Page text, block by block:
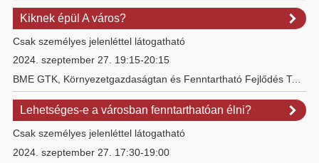
Kiknek épül A város?
Csak személyes jelenléttel látogatható
2024. szeptember 27. 19:15-20:15
BME GTK, Környezetgazdaságtan és Fenntartható Fejlődés Tanszék
Lehetséges-e a városban fenntarthatóan élni?
Csak személyes jelenléttel látogatható
2024. szeptember 27. 17:30-19:00